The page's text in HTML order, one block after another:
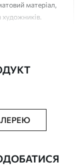
матеріал,
покриття.